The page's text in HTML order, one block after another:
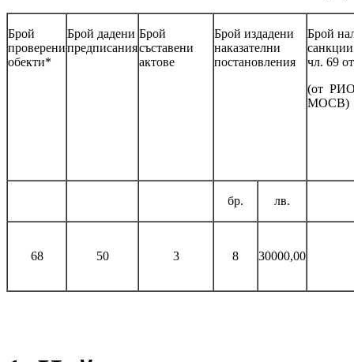
Брой
проверени
обекти*
Брой дадени
предписания
Брой
съставени
актове
Брой издадени
наказателни
постановления
Брой
чл. 69
(от
МОСВ)
бр. лв.
68 50 3 8 30000,00